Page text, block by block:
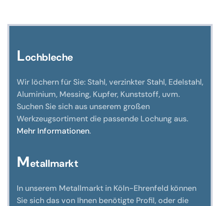
Lochbleche
Wir löchern für Sie: Stahl, verzinkter Stahl, Edelstahl,
Aluminium, Messing, Kupfer, Kunststoff, uvm.
Suchen Sie sich aus unserem großen
Werkzeugsortiment die passende Lochung aus.
Mehr Informationen.
Metallmarkt
In unserem Metallmarkt in Köln-Ehrenfeld können
Sie sich das von Ihnen benötigte Profil, oder die